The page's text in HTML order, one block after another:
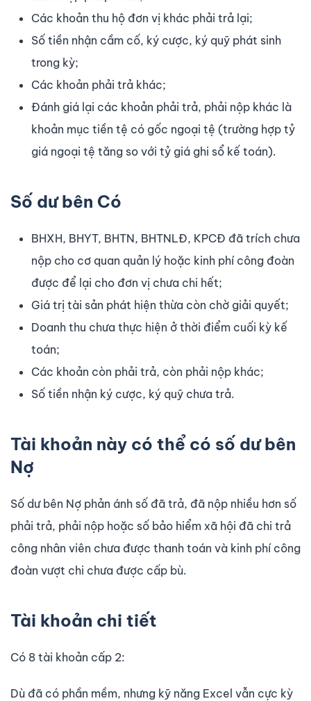
Các khoản thu hộ đơn vị khác phải trả lại;
Số tiền nhận cầm cố, ký cược, ký quỹ phát sinh
trong kỳ;
Các khoản phải trả khác;
Đánh giá lại các khoản phải trả, phải nộp khác là
khoản mục tiền tệ có gốc ngoại tệ (trường hợp tỷ
giá ngoại tệ tăng so với tỷ giá ghi sổ kế toán).
Số dư bên Có
BHXH, BHYT, BHTN, BHTNLĐ, KPCĐ đã trích chưa
nộp cho cơ quan quản lý hoặc kinh phí công đoàn
được để lại cho đơn vị chưa chi hết;
Giá trị tài sản phát hiện thừa còn chờ giải quyết;
Doanh thu chưa thực hiện ở thời điểm cuối kỳ kế
toán;
Các khoản còn phải trả, còn phải nộp khác;
Số tiền nhận ký cược, ký quỹ chưa trả.
Tài khoản này có thể có số dư bên
Nợ
Số dư bên Nợ phản ánh số đã trả, đã nộp nhiều hơn số
phải trả, phải nộp hoặc số bảo hiểm xã hội đã chi trả
công nhân viên chưa được thanh toán và kinh phí công
đoàn vượt chi chưa được cấp bù.
Tài khoản chi tiết
Có 8 tài khoản cấp 2:
Dù đã có phần mềm, nhưng kỹ năng Excel vẫn cực kỳ